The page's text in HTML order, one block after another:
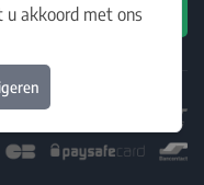
u akkoord met ons